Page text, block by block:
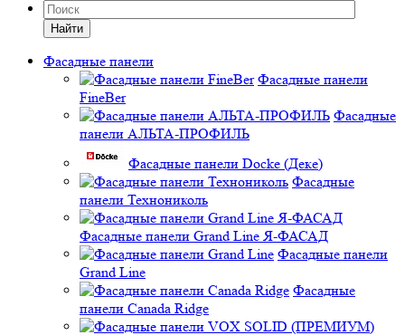
Найти
Фасадные панели
Фасадные панели
FineBer
Фасадные
панели АЛЬТА-ПРОФИЛЬ
Фасадные панели Docke (Деке)
Фасадные
панели Технониколь
Фасадные панели Grand Line Я-ФАСАД
Фасадные панели
Grand Line
Фасадные
панели Canada Ridge